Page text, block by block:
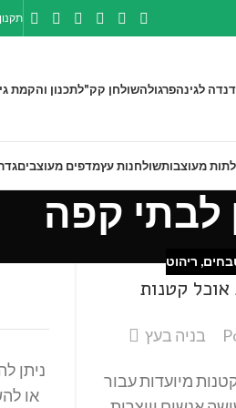
תקנון
לגינהפרגולהשולחן קק"לתכנון והקמת
מעוצבותשולחנות עץמדפים מעוצבים
, ריהוט
אוכל קטנות
בניה בעץ
מיועדות עבור
ניתן
או